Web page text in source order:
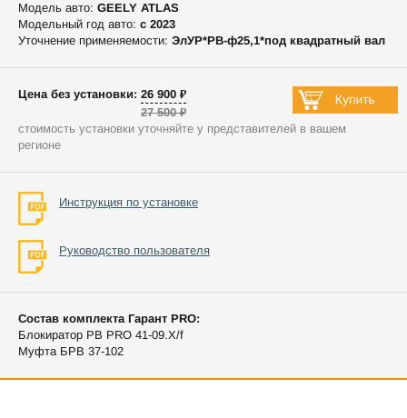
Модель авто: GEELY ATLAS
Модельный год авто: c 2023
Уточнение применяемости: ЭлУР*РВ-ф25,1*под квадратный вал
Цена без установки: 26 900 ₽
27 500 ₽
стоимость установки уточняйте у представителей в вашем
регионе
Инструкция по установке
Руководство пользователя
Состав комплекта Гарант PRO:
Блокиратор РВ PRO 41-09.X/f
Муфта БРВ 37-102